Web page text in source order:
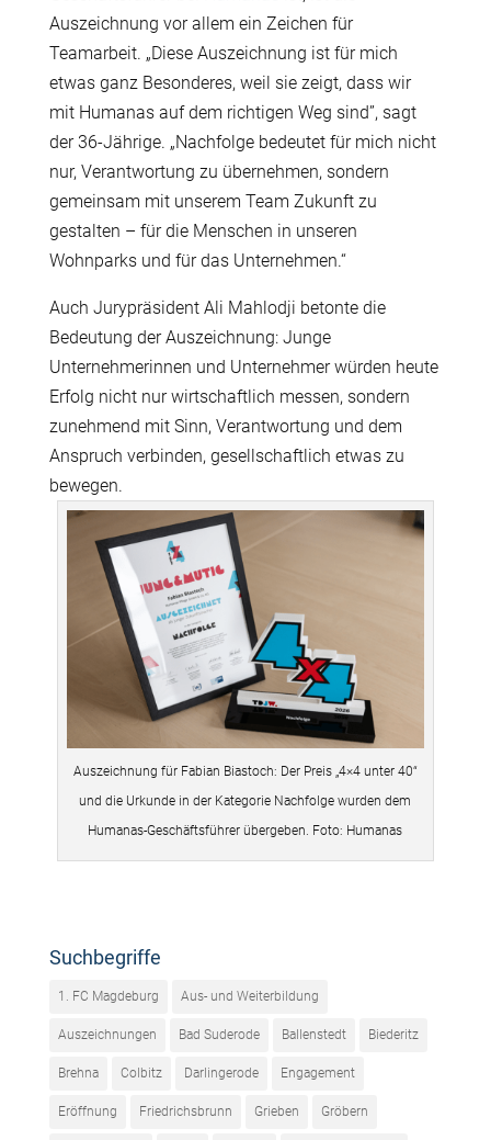
Auszeichnung vor allem ein Zeichen für
Teamarbeit. „Diese Auszeichnung ist für mich
etwas ganz Besonderes, weil sie zeigt, dass wir
mit Humanasauf dem richtigen Weg sind”, sagt
der 36-Jährige. „Nachfolge bedeutet für mich nicht
nur, Verantwortung zu übernehmen, sondern
gemeinsam mit unserem Team Zukunft zu
gestalten – für die Menschen in unseren
Wohnparks und für das Unternehmen.“
Auch Jurypräsident Ali Mahlodji betonte die
Bedeutung der Auszeichnung: Junge
Unternehmerinnen und Unternehmer würden heute
Erfolg nicht nur wirtschaftlich messen, sondern
zunehmend mit Sinn, Verantwortung und dem
Anspruch verbinden, gesellschaftlich etwas zu
bewegen.
Auszeichnung für Fabian Biastoch: Der Preis „4×4 unter 40“
und die Urkunde in der Kategorie Nachfolge wurden dem
Humanas-Geschäftsführer übergeben. Foto: Humanas
Suchbegriffe
1. FC Magdeburg Aus- und Weiterbildung
Auszeichnungen Bad Suderode Ballenstedt Biederitz
Brehna Colbitz Darlingerode Engagement
Eröffnung Friedrichsbrunn Grieben Gröbern